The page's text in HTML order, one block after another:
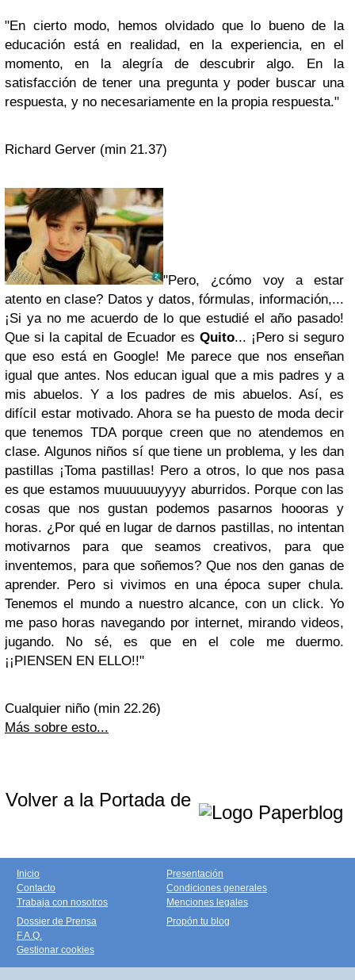
"En cierto modo, hemos olvidado que lo bueno de la
educación está en realidad, en la experiencia, en el
momento, en la alegría de descubrir algo. En la
satisfacción de tener una pregunta y poder buscar una
respuesta, y no necesariamente en la propia respuesta."
Richard Gerver (min 21.37)
"Pero, ¿cómo voy a estar
atento en clase? Datos y datos, fórmulas, información,...
¡Si ya no me acuerdo de lo que estudié el año pasado!
Que si la capital de Ecuador es Quito... ¡Pero si seguro
que eso está en Google! Me parece que nos enseñan
igual que antes. Nos educan igual que a mis padres y a
mis abuelos. Y a los padres de mis abuelos. Así, es
difícil estar motivado. Ahora se ha puesto de moda decir
que tenemos TDA porque creen que no atendemos en
clase. Algunos niños sí que tiene un problema, y les dan
pastillas ¡Toma pastillas! Pero a otros, lo que nos pasa
es que estamos muuuuuuyyyy aburridos. Porque con las
cosas que nos gustan podemos pasarnos hoooras y
horas. ¿Por qué en lugar de darnos pastillas, no intentan
motivarnos para que seamos creativos, para que
inventemos, para que soñemos? Que nos den ganas de
aprender. Pero si vivimos en una época super chula.
Tenemos el mundo a nuestro alcance, con un click. Yo
me paso horas navegando por internet, mirando videos,
jugando. No sé, es que en el cole me duermo.
¡¡PIENSEN EN ELLO!!"
Cualquier niño (min 22.26)
Más sobre esto...
Volver a la Portada de
Inicio
Contacto
Trabaja con nosotros
Presentación
Condiciones generales
Menciones legales
Dossier de Prensa
F.A.Q.
Gestionar cookies
Propón tu blog